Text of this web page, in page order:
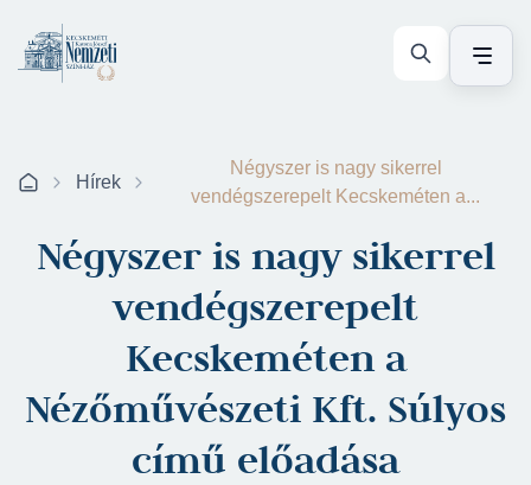
Hírek
Négyszer is nagy sikerrel
vendégszerepelt Kecskeméten a...
Négyszer is nagy sikerrel
vendégszerepelt
Kecskeméten a
Nézőművészeti Kft. Súlyos
című előadása